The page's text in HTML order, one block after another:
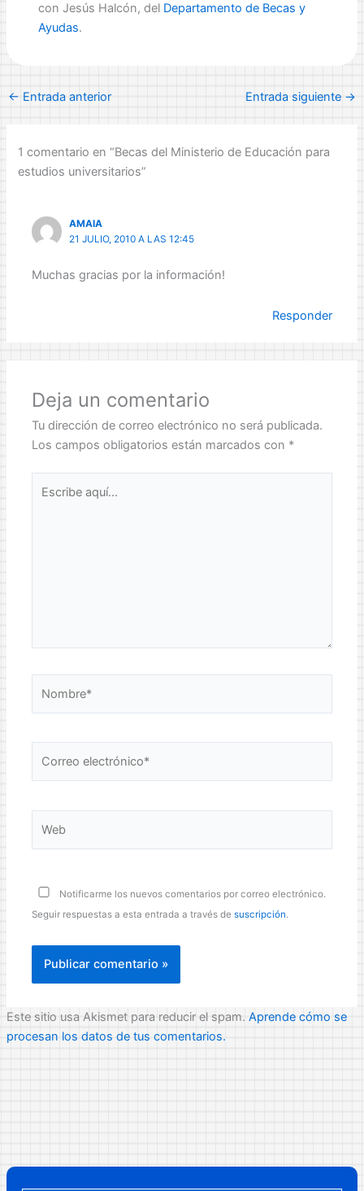
con Jesús Halcón, del Departamento de Becas y
Ayudas.
←Entrada anterior Entrada siguiente→
1 comentario en “Becas del Ministerio de Educación para
estudios universitarios”
AMAIA
21 JULIO, 2010 A LAS 12:45
Muchas gracias por la información!
Responder
Deja un comentario
Tu dirección de correo electrónico no será publicada.
Los campos obligatorios están marcados con *
Notificarme los nuevos comentarios por correo electrónico.
Seguir respuestas a esta entrada a través desuscripción.
Este sitio usa Akismet para reducir el spam.Aprende cómo se
procesan los datos de tus comentarios.